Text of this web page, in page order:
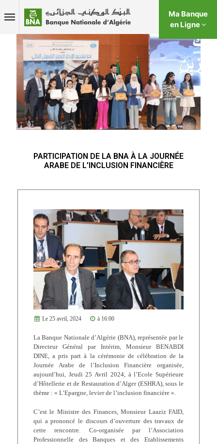
Ma Banque
en Ligne
PARTICIPATION DE LA BNA À LA JOURNÉE
ARABE DE L’INCLUSION FINANCIÈRE
Le 25 avril, 2024 à 16:00
La Banque Nationale d’Algérie (BNA), représentée par le
Directeur Général par Intérim, Monsieur BENABDI
DINE, a pris part à la cérémonie de célébration de la
Journée Arabe de l’Inclusion Financière organisée,
aujourd’hui, Jeudi 25 Avril 2024, à l’Ecole Supérieure
d’Hôtellerie et de Restauration d’Alger (ESHRA), sous le
thème : « L’Epargne, levier de l’inclusion financière ».
C’est le Ministre des Finances, Monsieur Laaziz FAID,
qui a prononcé le discours d’ouverture des travaux de
cette rencontre. Co-organisée par l’Association
Professionnelle des Banques et des Etablissements